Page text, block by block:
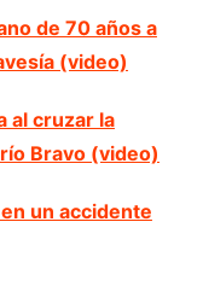
de 70 años a
(video)
al cruzar la
Bravo (video)
un accidente